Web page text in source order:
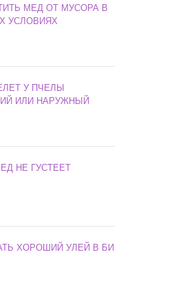
МЕД ОТ МУСОРА В
УСЛОВИЯХ
У ПЧЕЛЫ
ИЛИ НАРУЖНЫЙ
НЕ ГУСТЕЕТ
ХОРОШИЙ УЛЕЙ В БИ